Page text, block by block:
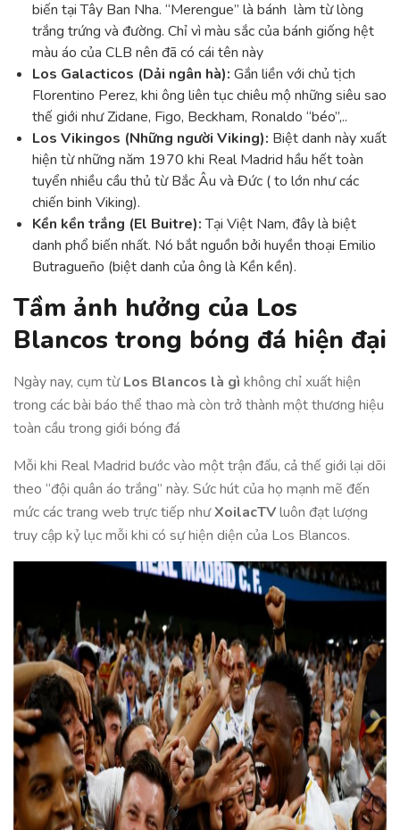
biến tại Tây Ban Nha. “Merengue” là bánh làm từ lòng
trắng trứng và đường. Chỉ vì màu sắc của bánh giống hệt
màu áo của CLB nên đã có cái tên này
Los Galacticos (Dải ngân hà): Gắn liền với chủ tịch
Florentino Perez, khi ông liên tục chiêu mộ những siêu sao
thế giới như Zidane, Figo, Beckham, Ronaldo “béo”,..
Los Vikingos (Những người Viking): Biệt danh này xuất
hiện từ những năm 1970 khi Real Madrid hầu hết toàn
tuyển nhiều cầu thủ từ Bắc Âu và Đức ( to lớn như các
chiến binh Viking).
Kền kền trắng (El Buitre):Tại Việt Nam, đây là biệt
danh phổ biến nhất. Nó bắt nguồn bởi huyền thoại Emilio
Butragueño (biệt danh của ông là Kền kền).
Tầm ảnh hưởng của Los
Blancos trong bóng đá hiện đại
Ngày nay, cụm từLos Blancos là gì không chỉ xuất hiện
trong các bài báo thể thao mà còn trở thành một thương hiệu
toàn cầu trong giới bóng đá
Mỗi khi Real Madrid bước vào một trận đấu, cả thế giới lại dõi
theo “đội quân áo trắng” này. Sức hút của họ mạnh mẽ đến
mức các trang web trực tiếp nhưXoilacTVluôn đạt lượng
truy cập kỷ lục mỗi khi có sự hiện diện của Los Blancos.